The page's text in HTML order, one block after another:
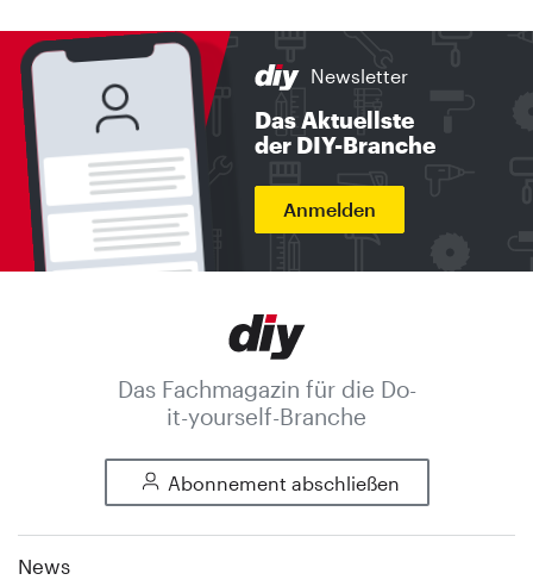
Newsletter
Das Aktuellste
der DIY-Branche
Anmelden
Das Fachmagazin für die Do-
it-yourself-Branche
Abonnement abschließen
News